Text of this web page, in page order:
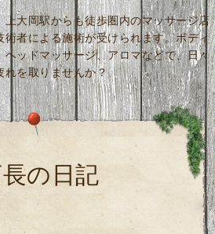
大岡駅からも徒歩圏内のマッサージ店
術者による施術が受けられます。ボディ
ッドマッサージ、アロマなどで、日々
れを取りませんか？
の日記